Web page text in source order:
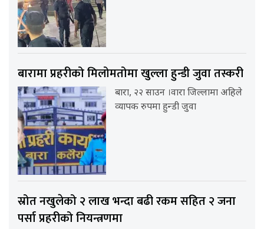
बारामा प्रहरीको मिलोमतोमा खुल्ला हुन्डी जुवा तस्करी
बारा, २२ साउन ।वारा जिल्लामा अहिले
व्यापक रुपमा हुन्डी जुवा
स्रोत नखुलेको २ लाख भन्दा बढी रकम सहित २ जना
पर्सा प्रहरीको नियन्त्रणमा